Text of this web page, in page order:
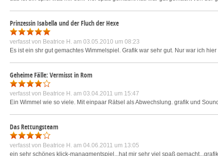
Prinzessin Isabella und der Fluch der Hexe
verfasst von Beatrice H. am 03.05.2010 um 08:23
Es ist ein shr gut gemachtes Wimmelspiel. Grafik war sehr gut. Nur war ich
Geheime Fälle: Vermisst in Rom
verfasst von Beatrice H. am 03.04.2011 um 15:47
Ein Wimmel wie so viele. Mit einpaar Rätsel als Abwechslung. grafik und
Das Rettungsteam
verfasst von Beatrice H. am 04.06.2011 um 13:05
ein sehr schönes klick-managmentspiel...hat mir sehr viel spaß